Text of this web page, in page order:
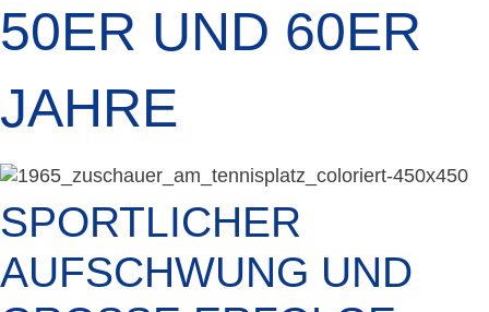
50ER UND 60ER
JAHRE
SPORTLICHER
AUFSCHWUNG UND